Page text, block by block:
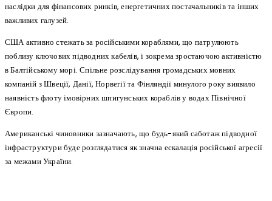
наслідки для фінансових ринків, енергетичних постачальників та інших
важливих галузей.
США активно стежать за російськими кораблями, що патрулюють
поблизу ключових підводних кабелів, і зокрема зростаючою активністю
в Балтійському морі. Спільне розслідування громадських мовних
компаній з Швеції, Данії, Норвегії та Фінляндії минулого року виявило
наявність флоту імовірних шпигунських кораблів у водах Північної
Європи.
Американські чиновники зазначають, що будь-який саботаж підводної
інфраструктури буде розглядатися як значна ескалація російської агресії
за межами України.